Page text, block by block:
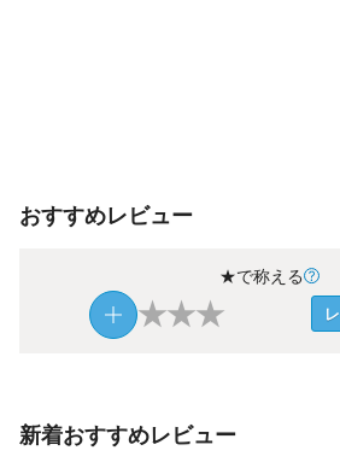
おすすめレビュー
★で称える
★★★
新着おすすめレビュー